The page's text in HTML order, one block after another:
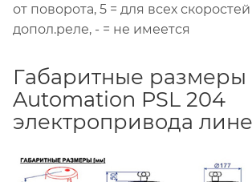
от поворота, 5 = для всех
допол.реле, - = не имеется
Габаритные размеры
Automation PSL 204
электропривода